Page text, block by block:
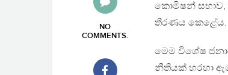
NO
COMMENTS.
කොමිෂන් සභාව,
තීරණය කෙළේය.
මෙම විශේෂ
නීතියක් හරහා